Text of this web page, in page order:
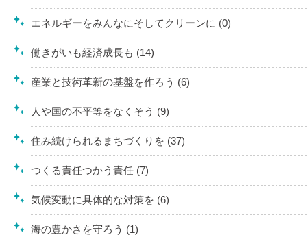
エネルギーをみんなにそしてクリーンに (0)
働きがいも経済成長も (14)
産業と技術革新の基盤を作ろう (6)
人や国の不平等をなくそう (9)
住み続けられるまちづくりを (37)
つくる責任つかう責任 (7)
気候変動に具体的な対策を (6)
海の豊かさを守ろう (1)